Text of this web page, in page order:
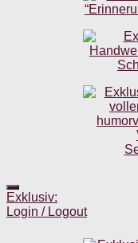
Exklusiv:
Login / Logout